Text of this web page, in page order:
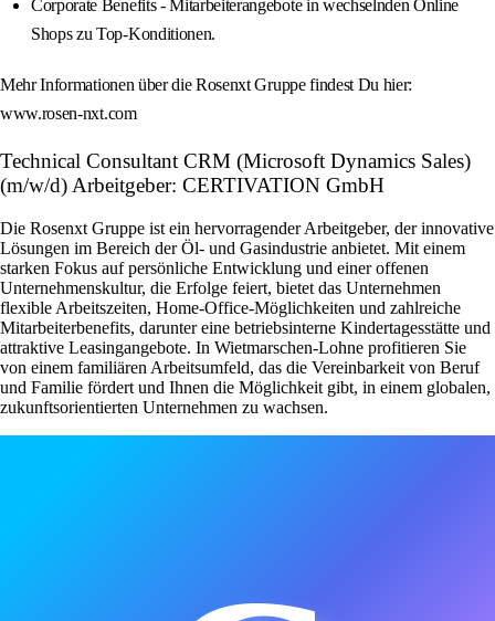
Corporate Benefits - Mitarbeiterangebote in wechselnden Online
Shops zu Top-Konditionen.
Mehr Informationen über die Rosenxt Gruppe findest Du hier:
www.rosen-nxt.com
Technical Consultant CRM (Microsoft Dynamics Sales)
(m/w/d) Arbeitgeber: CERTIVATION GmbH
Die Rosenxt Gruppe ist ein hervorragender Arbeitgeber, der innovative
Lösungen im Bereich der Öl- und Gasindustrie anbietet. Mit einem
starken Fokus auf persönliche Entwicklung und einer offenen
Unternehmenskultur, die Erfolge feiert, bietet das Unternehmen
flexible Arbeitszeiten, Home-Office-Möglichkeiten und zahlreiche
Mitarbeiterbenefits, darunter eine betriebsinterne Kindertagesstätte und
attraktive Leasingangebote. In Wietmarschen-Lohne profitieren Sie
von einem familiären Arbeitsumfeld, das die Vereinbarkeit von Beruf
und Familie fördert und Ihnen die Möglichkeit gibt, in einem globalen,
zukunftsorientierten Unternehmen zu wachsen.